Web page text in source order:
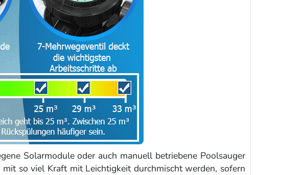
Solarmodule oder auch manuell betriebene Poolsauger
so viel Kraft mit Leichtigkeit durchmischt werden, sofern